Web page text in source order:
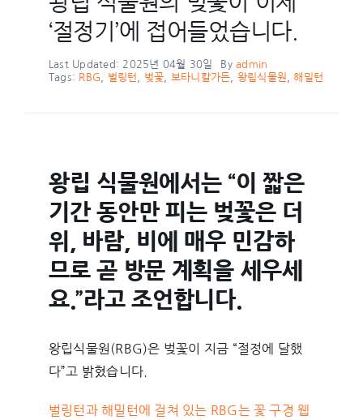
‘절정기’에 접어들었습니다.
Last Updated: 2025년 04월 30일 Byadmin
Tags: RBG 벌링턴 벚꽃 보타니칼가든 왕립식물원 ,해밀턴
왕립 식물원에서는 “이 짧은
기간 동안만 피는 벚꽃은 더
위, 바람, 비에 매우 민감하
므로 곧 방문 계획을 세우세
요.”라고 조언합니다.
왕립식물원(RBG)은 벚꽃이 지금 “절정에 달했
다”고 밝혔습니다.
벌링턴과 해밀턴에 걸쳐 있는 RBG는 꽃 구경 웹